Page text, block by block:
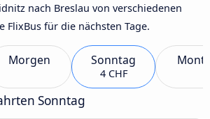
nach Breslau von verschiedenen
FlixBus für die nächsten Tage.
Morgen Sonntag
4 CHF
Sonntag